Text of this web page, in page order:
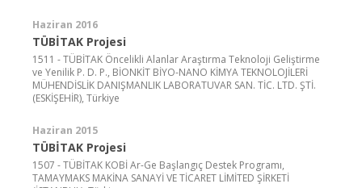
Haziran 2016
TÜBİTAK Projesi
1511 - TÜBİTAK Öncelikli Alanlar Araştırma Teknoloji Geliştirme
ve Yenilik P. D. P., BİONKİT BİYO-NANO KİMYA TEKNOLOJİLERİ
MÜHENDİSLİK DANIŞMANLIK LABORATUVAR SAN. TİC. LTD. ŞTİ.
(ESKİŞEHİR), Türkiye
Haziran 2015
TÜBİTAK Projesi
1507 - TÜBİTAK KOBİ Ar-Ge Başlangıç Destek Programı,
TAMAYMAKS MAKİNA SANAYİ VE TİCARET LİMİTED ŞİRKETİ